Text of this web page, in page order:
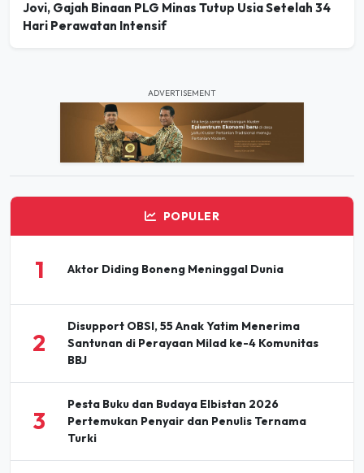
Jovi, Gajah Binaan PLG Minas Tutup Usia Setelah 34
Hari Perawatan Intensif
ADVERTISEMENT
POPULER
1 Aktor Diding Boneng Meninggal Dunia
2
Disupport OBSI, 55 Anak Yatim Menerima
Santunan di Perayaan Milad ke-4 Komunitas
BBJ
3
Pesta Buku dan Budaya Elbistan 2026
Pertemukan Penyair dan Penulis Ternama
Turki